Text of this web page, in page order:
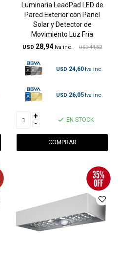
Luminaria LeadPad LED de
Pared Exterior con Panel
Solar y Detector de
Movimiento Luz Fría
USD 28,94 USD 44,52
USD 24,60
USD 26,05
+
- EN STOCK